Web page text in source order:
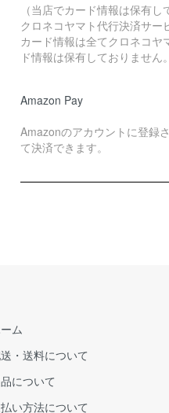
（当店でカード情報は保有し
クロネコヤマト代行決済サー
カード情報は全てクロネコ
ド情報は保有しておりません。
Amazon Pay
Amazonのアカウントに登録
て決済できます。
ム
・送料について
について
い方法について